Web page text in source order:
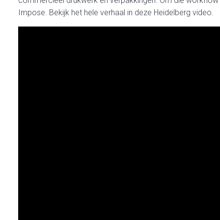
Impose. Bekijk het hele verhaal in deze Heidelberg video.